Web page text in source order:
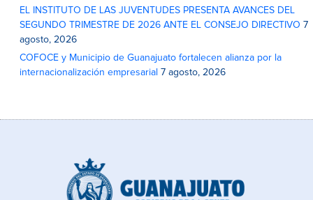
EL INSTITUTO DE LAS JUVENTUDES PRESENTA AVANCES DEL
SEGUNDO TRIMESTRE DE 2026 ANTE EL CONSEJO DIRECTIVO 7
agosto, 2026
COFOCE y Municipio de Guanajuato fortalecen alianza por la
internacionalización empresarial 7 agosto, 2026